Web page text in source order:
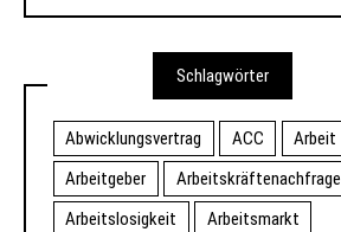
Schlagwörter
Abwicklungsvertrag ACC
Arbeit
Arbeitgeber
Arbeitskräftenachfrage
Arbeitslosigkeit
Arbeitsmarkt